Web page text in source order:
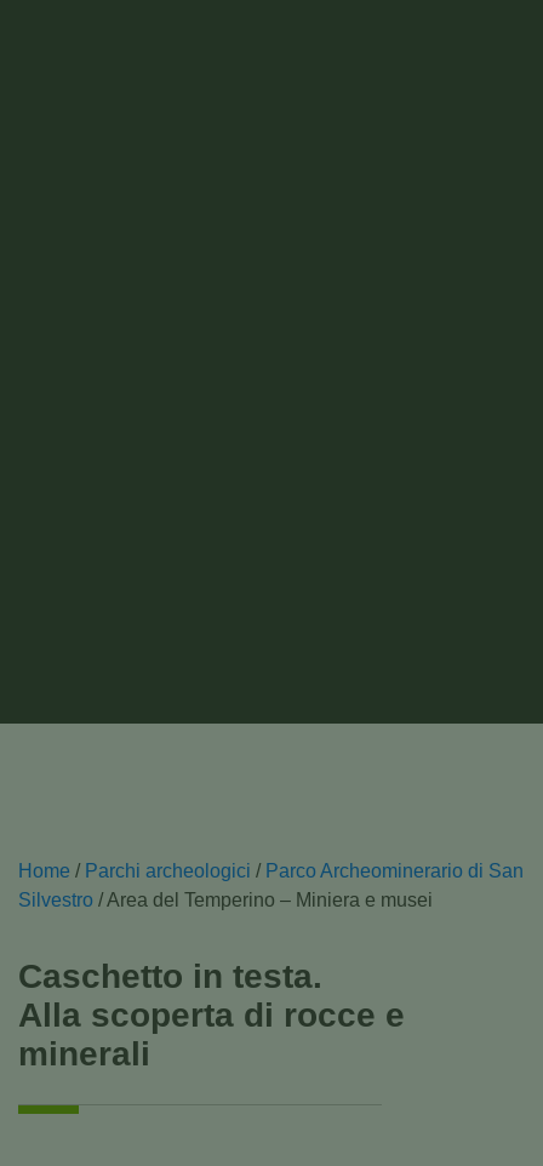
Home / Parchi archeologici / Parco Archeominerario di San
Silvestro /Area del Temperino – Miniera e musei
Caschetto in testa.
Alla scoperta di rocce e
minerali